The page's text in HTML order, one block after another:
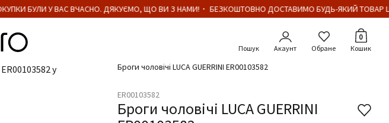
БУЛИ У ВАС ВЧАСНО. ДЯКУЄМО, ЩО ВИ З НАМИ!・ БЕЗКОШТОВНО ДОСТАВИМО БУДЬ-ЯКИЙ ТОВАР
Акаунт Обране
0
Кошик
Броги чоловічі LUCA GUERRINI ER00103582
ER00103582
Броги чоловічі LUCA GUERRINI